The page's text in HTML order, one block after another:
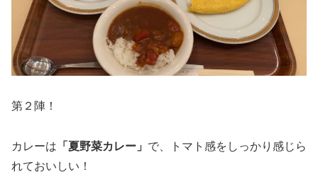
第２陣！
カレーは 「夏野菜カレー」 で、トマト感をしっかり感じら
れておいしい！